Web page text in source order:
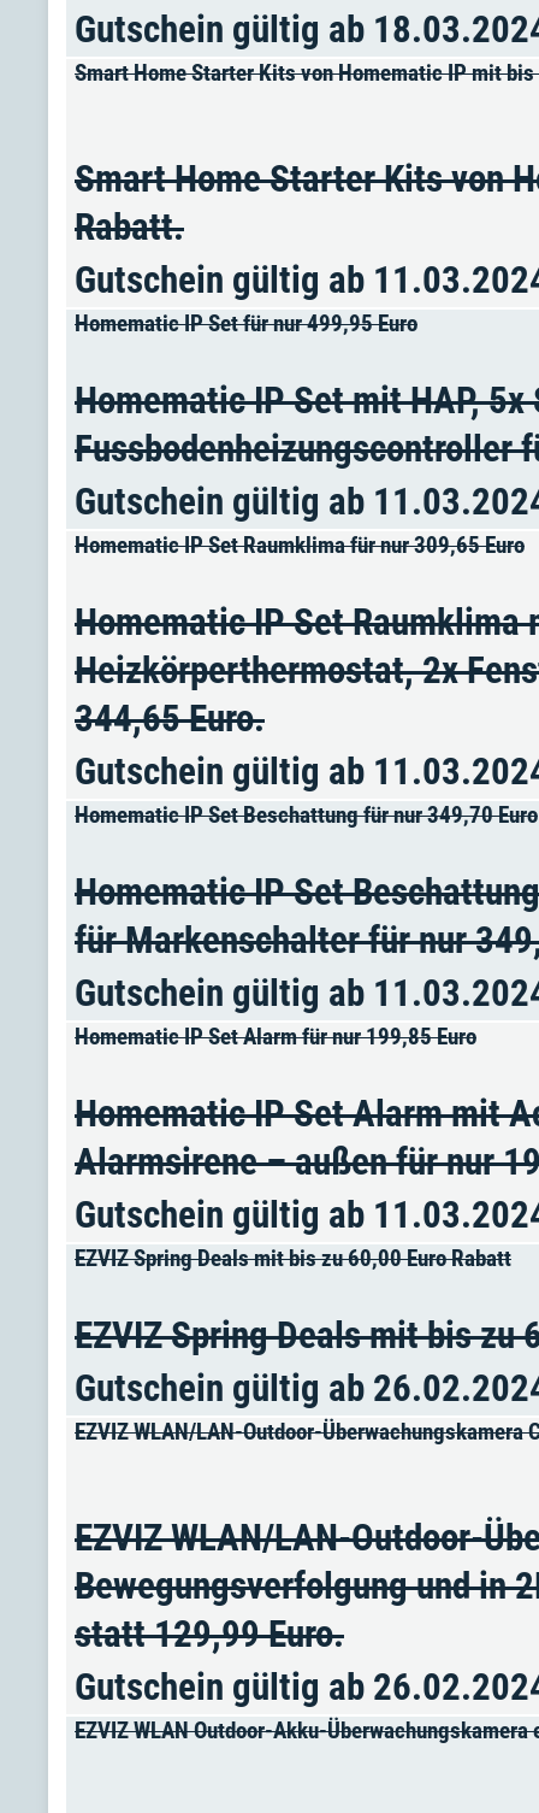
Gutschein gültig ab
Smart Home Starter Kits von Homematic IP mit
Smart Home Starter Kits von
Rabatt.
Gutschein gültig ab
Homematic IP Set für nur 499,95 Euro
Homematic IP Set mit HAP,
Fussbodenheizungscontroller
Gutschein gültig ab
Homematic IP Set Raumklima für nur 309,65 Euro
Homematic IP Set
Heizkörperthermostat, 2x
344,65 Euro.
Gutschein gültig ab
Homematic IP Set Beschattung für nur 349,70 Euro
Homematic IP Set
für Markenschalter für nur
Gutschein gültig ab
Homematic IP Set Alarm für nur 199,85 Euro
Homematic IP Set Alarm mit
Alarmsirene – außen für nur
Gutschein gültig ab
EZVIZ Spring Deals mit bis zu 60,00 Euro Rabatt
EZVIZ Spring Deals mit bis zu
Gutschein gültig ab
EZVIZ WLAN/LAN-Outdoor-Überwachungskamera
EZVIZ WLAN/LAN-Outdoor-
Bewegungsverfolgung und in
statt 129,99 Euro.
Gutschein gültig ab
EZVIZ WLAN Outdoor-Akku-